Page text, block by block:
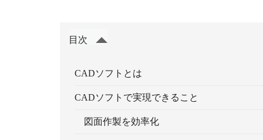
目次
CADソフトとは
CADソフトで実現できること
図面作製を効率化